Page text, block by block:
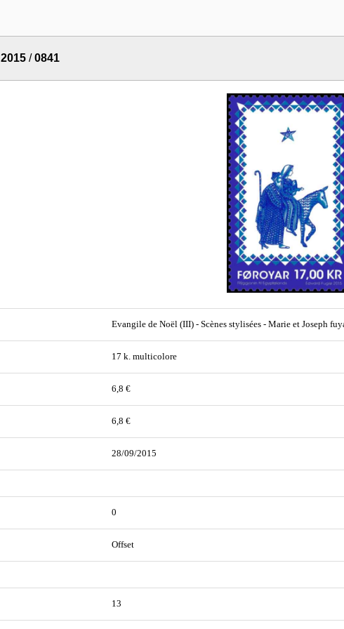
2015 /0841
Evangile de Noël (III) - Scènes stylisées - Marie et Joseph
17 k. multicolore
6,8 €
6,8 €
28/09/2015
0
Offset
13